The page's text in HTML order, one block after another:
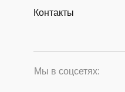
Мы в соцсетях:
Контакты